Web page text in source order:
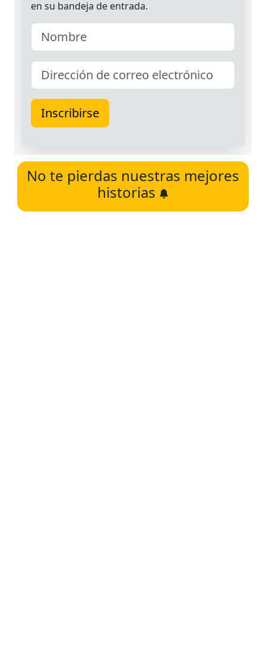
No te pierdas nuestras mejores
historias